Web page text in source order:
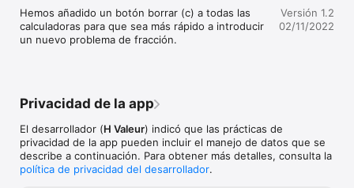
Hemos añadido un botón borrar (c) a todas las
calculadoras para que sea más rápido a introducir
un nuevo problema de fracción.
Versión 1.2
02/11/2022
Privacidad de la app
El desarrollador (H Valeur) indicó que las prácticas de
privacidad de la app pueden incluir el manejo de datos que se
describe a continuación. Para obtener más detalles, consulta la
política de privacidad del desarrollador.